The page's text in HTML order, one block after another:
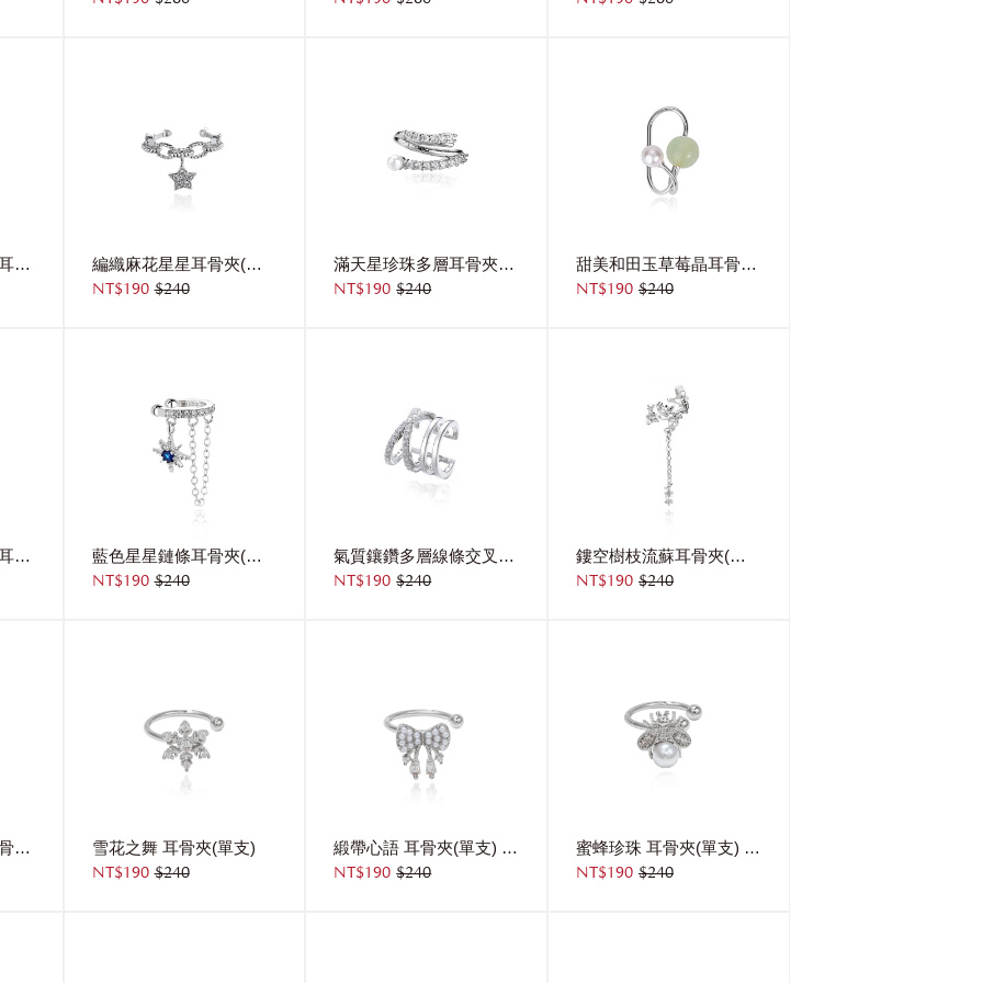
法式復古祖母綠鋯石耳骨夾(單支) 編織麻花星星耳骨夾(單支)
NT$190 $240
滿天星珍珠多層耳骨夾(單支)
NT$190 $240
甜美和田玉草莓晶耳骨夾(單支)
NT$190 $240
雙層不規則纏繞線條耳骨夾(單支) 藍色星星鏈條耳骨夾(單支) 左耳
NT$190 $240
氣質鑲鑽多層線條交叉耳骨夾(單支)
NT$190 $240
鏤空樹枝流蘇耳骨夾(單支)
NT$190 $240
甜美少女珍珠流蘇耳骨夾(單支) 雪花之舞 耳骨夾(單支)
NT$190 $240
緞帶心語 耳骨夾(單支) 右耳
NT$190 $240
蜜蜂珍珠 耳骨夾(單支) 右耳
NT$190 $240